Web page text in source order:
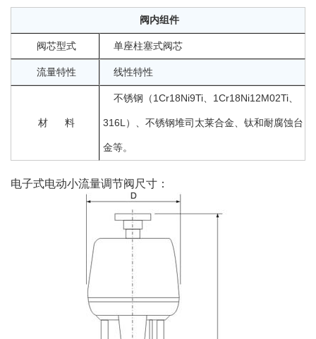
阀内组件
阀芯型式 单座柱塞式阀芯
流量特性 线性特性
材 料
不锈钢（1Cr18Ni9Ti、1Cr18Ni12M02Ti、
316L）、不锈钢堆司太莱合金、钛和耐腐蚀台
金等。
电子式电动小流量调节阀尺寸：